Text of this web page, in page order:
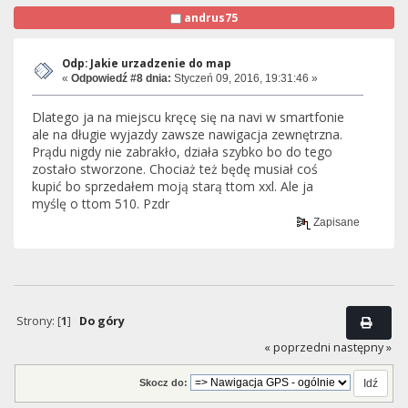
andrus75
Odp: Jakie urzadzenie do map
« Odpowiedź #8 dnia: Styczeń 09, 2016, 19:31:46 »
Dlatego ja na miejscu kręcę się na navi w smartfonie
ale na długie wyjazdy zawsze nawigacja zewnętrzna.
Prądu nigdy nie zabrakło, działa szybko bo do tego
zostało stworzone. Chociaż też będę musiał coś
kupić bo sprzedałem moją starą ttom xxl. Ale ja
myślę o ttom 510. Pzdr
Zapisane
Strony: [1] Do góry
« poprzedni następny »
Skocz do: